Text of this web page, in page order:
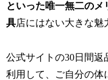
といった唯一無二のメ
具店にはない大きな魅
公式サイトの30日間返
利用して、ご自分の体